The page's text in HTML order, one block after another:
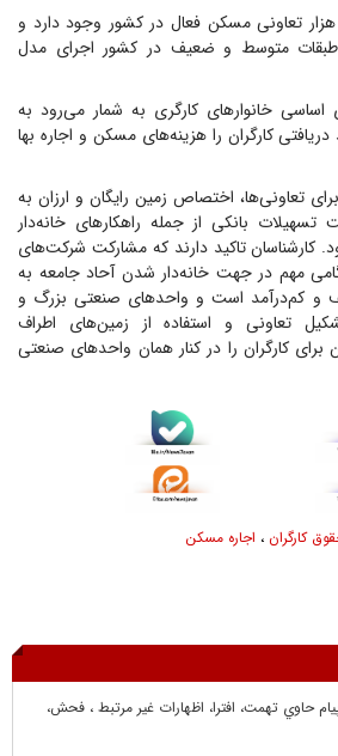
مطابق آمارها نزدیک به ۱۰ هزار تعاونی مسکن فعال در کشور وجود دارد و
طبقات متوسط و ضعیف در کشور اجرای مدل
خانوارهای کارگری به شمار می‌رود به
بیش از ۸۰ درصد دریافتی کارگران را هزینه‌های مسکن و اجاره بها
تعاونی‌ها، اختصاص زمین رایگان و ارزان به
بانکی از جمله راهکارهای خانه‌دار
کارشناسان تاکید دارند که مشارکت شرکت‌های
مهم در جهت خانه‌دار شدن آحاد جامعه به
و کم‌درآمد است و واحدهای صنعتی بزرگ و
تعاونی و استفاده از زمین‌های اطراف
کارگران را در کنار همان واحدهای صنعتی
کارگران ، اجاره مسکن
حاوي تهمت، افترا، اظهارات غير مرتبط ، فحش،